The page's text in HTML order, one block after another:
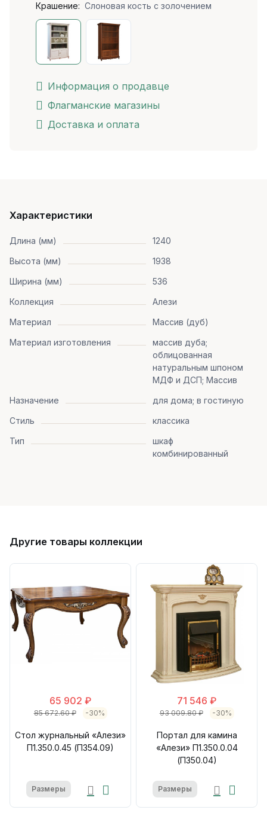
Крашение: Слоновая кость с золочением
Информация о продавце
Флагманские магазины
Доставка и оплата
Характеристики
Длина (мм)
1240
Высота (мм)
1938
Ширина (мм)
536
Коллекция
Алези
Материал
Массив (дуб)
Материал изготовления
массив дуба;
облицованная
натуральным шпоном
МДФ и ДСП; Массив
Назначение
для дома; в гостиную
Стиль
классика
Тип
шкаф
комбинированный
Другие товары коллекции
65 902 ₽
85 672.60 ₽ -30%
Стол журнальный «Алези»
П1.350.0.45 (П354.09)
Размеры
71 546 ₽
93 009.80 ₽ -30%
Портал для камина
«Алези» П1.350.0.04
(П350.04)
Размеры